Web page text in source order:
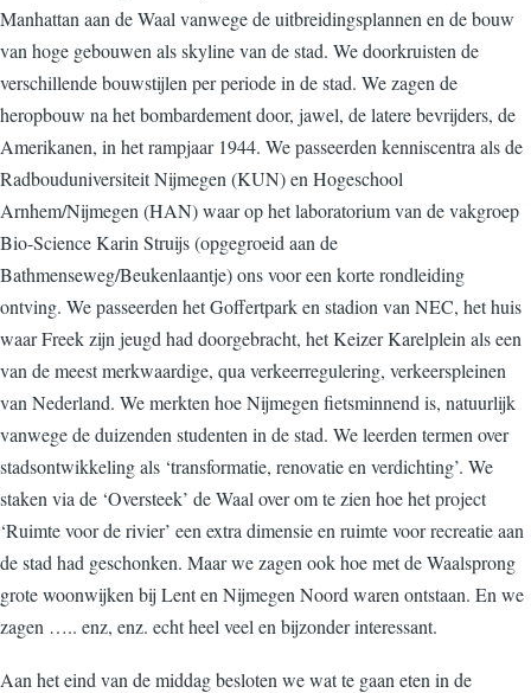
Manhattan aan de Waal vanwege de uitbreidingsplannen en de bouw
van hoge gebouwen als skyline van de stad. We doorkruisten de
verschillende bouwstijlen per periode in de stad. We zagen de
heropbouw na het bombardement door, jawel, de latere bevrijders, de
Amerikanen, in het rampjaar 1944. We passeerden kenniscentra als de
Radbouduniversiteit Nijmegen (KUN) en Hogeschool
Arnhem/Nijmegen (HAN) waar op het laboratorium van de vakgroep
Bio-Science Karin Struijs (opgegroeid aan de
Bathmenseweg/Beukenlaantje) ons voor een korte rondleiding
ontving. We passeerden het Goffertpark en stadion van NEC, het huis
waar Freek zijn jeugd had doorgebracht, het Keizer Karelplein als een
van de meest merkwaardige, qua verkeerregulering, verkeerspleinen
van Nederland. We merkten hoe Nijmegen fietsminnend is, natuurlijk
vanwege de duizenden studenten in de stad. We leerden termen over
stadsontwikkeling als ‘transformatie, renovatie en verdichting’. We
staken via de ‘Oversteek’ de Waal over om te zien hoe het project
‘Ruimte voor de rivier’ een extra dimensie en ruimte voor recreatie aan
de stad had geschonken. Maar we zagen ook hoe met de Waalsprong
grote woonwijken bij Lent en Nijmegen Noord waren ontstaan. En we
zagen ….. enz, enz. echt heel veel en bijzonder interessant.
Aan het eind van de middag besloten we wat te gaan eten in de